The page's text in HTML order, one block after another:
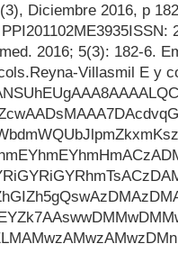
3), Diciembre 2016, p 182
ISSN:
2016; 5(3): 182-6.
Reyna-Villasmil E y
MAzDMAzDMAwzJ2ABZhiGYRiGYRiGYeYELMAMwzAMwzAMwzDMnIAFmGEYhmEYhmEYhpkTsAAzDMMw DMMwDMMwcwIWYIZhGIZhGIZhGGZOwALMMAzDMAzDMAzDzAlYgBmGYRiGYRiGYZg5AQswwzAMwzAM wzAMMydgAWYYhmEYhmEYhmHmBCzADMMwDMMwDMMwzJyABZhhGIZhGIZhGIaZE7AAMwzDMAzDMAzD MHMCFmCGYRiGYRiGYRhmTsACzDAMwzAMwzAMw8wJWIAZhmEYhmEYhmGYOQELMMMwDMMwDMMwDDMn YAFmGIZhGIZhGIZh5gQswAzDMAzDMAzDMMycgAWYYRiGYRiGYRiGmROwADMMwzAMwzAMwzBzAhZg hmEYhmEYhmEYZk7AAswwDMMwDMMwDMPMCViAGYZhGIZhGIZhmDkBCzDDMAzDMAzDMAwzJ2ABZhiG YRiGYRiGYeYELMAMwzAMwzAMwzDMnIAFmGEYhmEYhmEYhpkTsAAzDMMwDMMwDMMwcwIWYIZhGIZh GIZhGGZOwALMMAzDMAzDMAzDzAlYgBmGYRiGYRiGYZg5AQswwzAMwzAMwzAMMydgAWYYhmEYhmEY hmHmBCzADMMwDMMwDMMwzJyABZhhGIZhGIZhGIaZE7AAMwzDMAzDMAzDMHMCFmCGYRiGYRiGYRhm TsACzDAMwzAMwzAMw8wJWIAZhmEYhmEYhmGYOQELMMMwDMMwDMMwDDMnYAFmGIZhGIZhGIZh5gQs wAzDMAzDMAzDMMycgAWYYRiGYRiGYRiGmROwADMMwzAMwzAMwzBzAhZghmEYhmEYhmEYZk7AAsww DMMwDMMwDMPMCViAGYZhGIZhGIZhmDkBCzDDMAzDMAzDMAwzJ2ABZhiGYRiGYRiGYeYELMAMwzAM wzAMwzDMnIAFmGEYhmEYhmEYhpkTsAAzDMMwDMMwDMMwcwIWYIZhGIZhGIZhGGZOwALMMAzDMAzD MAzDzAlYgBmGYRiGYRiGYZg5AQswwzAMwzAMwzAMMydgAWYYhmEYhmEYhmHmBCzADMMwDMMwDMMw zJyABZhhGIZhGIZhGIaZE7AAMwzDMAzDMAzDMHMCFmCGYRiGYRiGYRhmTsACzDAMwzAMwzAMw8wJ WIAZhmEYhmEYhmGYOQEL8C8Q5rUF8SEeyJJHwZifgVpzAawNpWiymNBMabOUo9NaSalAW4MJrbUl aDEXoaXK8D9MPlqq8+jxOrTX69Bp0aO7sQA9TYXoay7CQKsRg+2lGOwoxRBlWKSzHCPdFRjprcRo fwXGBsopJowOlGGkvwzDfXSfXnpMtxEDHYXobaHnbKLntmrQblGjvUGN1rocNNfkoammAI21BgpN 6bJ0vToflspc1JtypDSUa2GZSX1ZDmqM2agqzEClIQ3l+QqYclNRqk2BMScZxepEFGUnwJAZizxF JHJTw5ErD0c+XS5Ii0FhWiyKRZQUBV1PjUJBMt0nPhjamEDkRPtTAqTLWppqIv2gjvBBdoQ3NFG+ dJsfcqLoPlEz88NpfqQvcuOCUCCLlJ7XmB5PrxEHgzwa+bJw6GWh0KeGQicPQU5KIDSJfsiO9YIq xhNZsZ7IjvOSpulRblCEOSM1yAEp/puQ7L0eyR7rkOi2Bomuq5HgshLxzssQt20J4l2W0vzldPsK pHgtpyyFzHsJZD409V2MFO/FSPJcTM+xFKm+K5DqvwpyEd+VkNF9kz0WIcljIZK9xH3FY5Yh1Y/u R7cne61AkjuFnvvv4r785+O2DAmuS2nZFiHWcQHinBbSsi6mZV5Cy75Uuk+yp3jtVUihabLHclr+ ZdJtia7L6PGr6D60rh4babk3Q+bniPRQd2RF+0Id649s2u6qSG9khnkgPcQNykAXWp9tdD8nWnZH Wv8t9HwbELttDWKc1iDWeS0tz3okuG9AvBtN3cR2XE/rsIEu0zzndYjbsgIxGxYiet08xG6kbbFt JZRem5Dp74isYBdoIzxRIo+AhT5rXfT5bK/KQyV9trJDXJDgvBJRmxchYuMCRG1aiBgHse4r6DXF +7RKer9SPNfT9t4sJYXWLd6ZXs9lOSLdlyHcfTEiPZci3n81lKFboQqn9fXdCLn7Gsg910LpvxHK